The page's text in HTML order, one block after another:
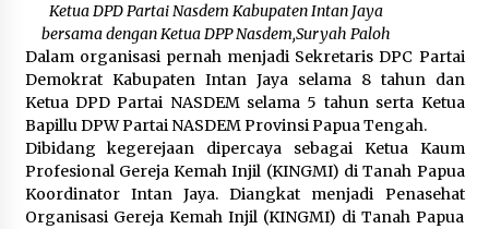
Ketua DPD Partai Nasdem Kabupaten Intan Jaya
bersama dengan Ketua DPP Nasdem,Suryah Paloh
Dalam organisasi pernah menjadi Sekretaris DPC Partai
Demokrat Kabupaten Intan Jaya selama 8 tahun dan
Ketua DPD Partai NASDEM selama 5 tahun serta Ketua
Bapillu DPW Partai NASDEM Provinsi Papua Tengah.
Dibidang kegerejaan dipercaya sebagai Ketua Kaum
Profesional Gereja Kemah Injil (KINGMI) di Tanah Papua
Koordinator Intan Jaya. Diangkat menjadi Penasehat
Organisasi Gereja Kemah Injil (KINGMI) di Tanah Papua